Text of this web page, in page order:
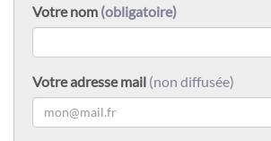
Votre nom (obligatoire)
Votre adresse mail (non diffusée)